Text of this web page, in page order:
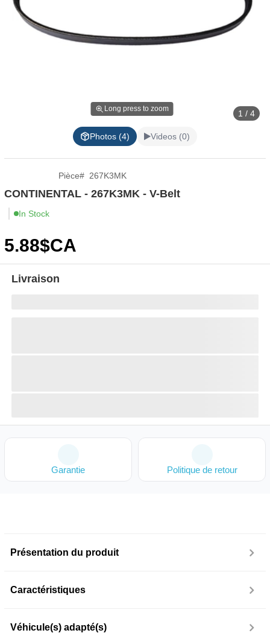
Long press to zoom 1 / 4
Photos (4) Videos (0)
Pièce# 267K3MK
CONTINENTAL - 267K3MK - V-Belt
In Stock
5.88$CA
Livraison
Garantie Politique de retour
Présentation du produit
Caractéristiques
Véhicule(s) adapté(s)